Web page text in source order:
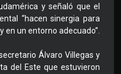
y señaló que el
“hacen sinergia para
en un entorno adecuado”.
Álvaro Villegas y
del Este que estuvieron